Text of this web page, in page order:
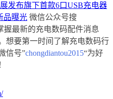
发布旗下首款6口USB充电器
品曝光 微信公众号搜
握最新的充电数码配件消息
想要第一时间了解充电数码行
信号”chongdiantou2015“为好